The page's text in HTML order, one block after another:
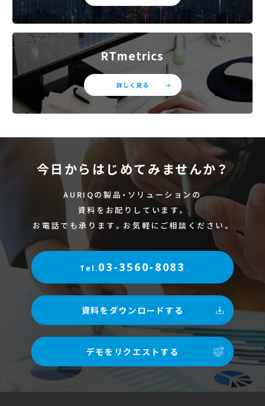
RTmetrics
詳しく見る
今日からはじめてみませんか？
AURIQの製品・ソリューションの
資料をお配りしています。
お電話でも承ります。お気軽にご相談ください。
Tel.03-3560-8083
資料をダウンロードする
デモをリクエストする